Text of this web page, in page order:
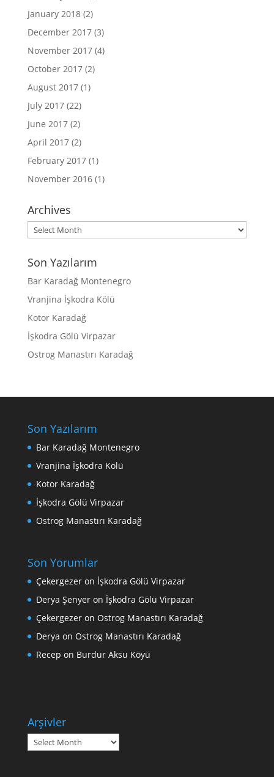
January 2018(2)
December 2017(3)
November 2017(4)
October 2017(2)
August 2017(1)
July 2017(22)
June 2017(2)
April 2017(2)
February 2017(1)
November 2016(1)
Archives
Archives
Son Yazılarım
Bar Karadağ Montenegro
Vranjina İşkodra Kölü
Kotor Karadağ
İşkodra Gölü Virpazar
Ostrog Manastırı Karadağ
Son Yazılarım
Bar Karadağ Montenegro
Vranjina İşkodra Kölü
Kotor Karadağ
İşkodra Gölü Virpazar
Ostrog Manastırı Karadağ
Son Yorumlar
Çekergezeron İşkodra Gölü Virpazar
Derya Şenyeron İşkodra Gölü Virpazar
Çekergezeron Ostrog Manastırı Karadağ
Derya on Ostrog Manastırı Karadağ
Recep on Burdur Aksu Köyü
Arşivler
Arşivler